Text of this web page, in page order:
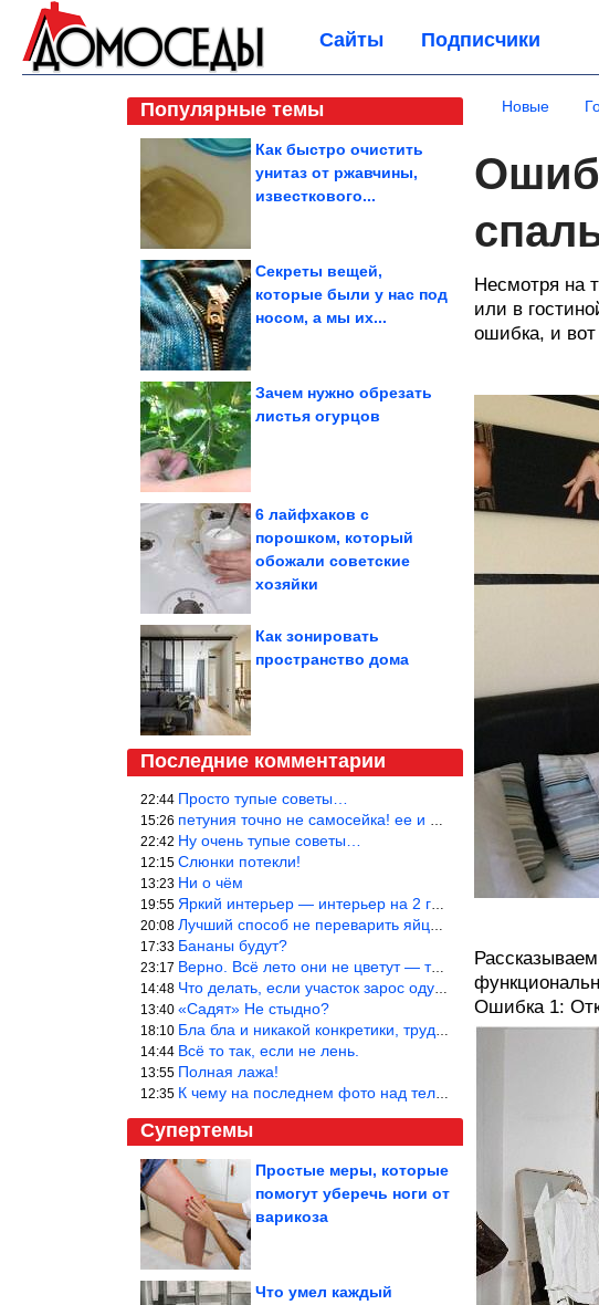
Сайты Подписчики
Популярные темы
Как быстро очистить
унитаз от ржавчины,
известкового...
Секреты вещей,
которые были у нас под
носом, а мы их...
Зачем нужно обрезать
листья огурцов
6 лайфхаков с
порошком, который
обожали советские
хозяйки
Как зонировать
пространство дома
Последние комментарии
22:44 Просто тупые советы…
15:26 петуния точно не самосейка! ее и из рассады тяжело вырастить!
22:42 Ну очень тупые советы…
12:15 Слюнки потекли!
13:23 Ни о чём
19:55 Яркий интерьер — интерьер на 2 года! Человек должен отдыхать в с
20:08 Лучший способ не переварить яйцо — довести его до кипения и выкл
17:33 Бананы будут?
23:17 Верно. Всё лето они не цветут — только в его начале. Достаточно
14:48 Что делать, если участок зарос одуванчиками — ничего.
13:40 «Садят» Не стыдно?
18:10 Бла бла и никакой конкретики, трудно указать наименование рекоме
14:44 Всё то так, если не лень.
13:55 Полная лажа!
12:35 К чему на последнем фото над телевизором две полки? Делают интер
Супертемы
5 малоизвестных, но
планеты, от...
Простые меры, которые
помогут уберечь ноги от
варикоза
Что умел каждый
Новые
Несмотря на
или в
ошибка, и
Ошибка 1: